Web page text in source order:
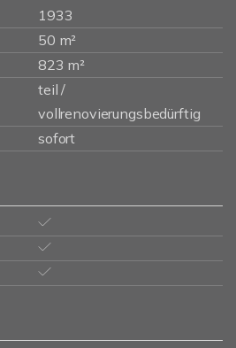
1933
50 m²
823 m²
teil /
vollrenovierungsbedürftig
sofort